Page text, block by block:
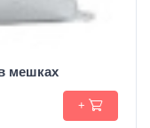
мешках
+